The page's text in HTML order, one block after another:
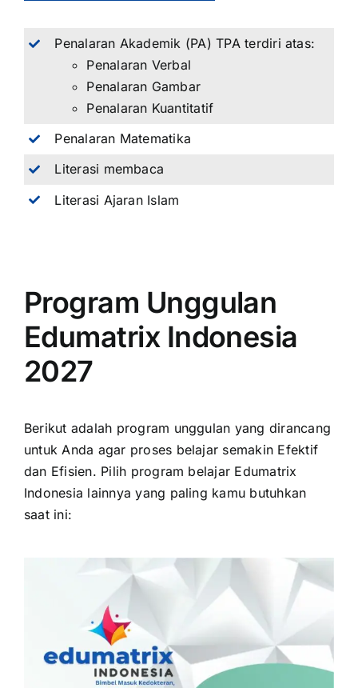
Penalaran Akademik (PA) TPA terdiri atas:
Penalaran Verbal
Penalaran Gambar
Penalaran Kuantitatif
Penalaran Matematika
Literasi membaca
Literasi Ajaran Islam
Program Unggulan
Edumatrix Indonesia
2027
Berikut adalah program unggulan yang dirancang
untuk Anda agar proses belajar semakin Efektif
dan Efisien. Pilih program belajar Edumatrix
Indonesia lainnya yang paling kamu butuhkan
saat ini: